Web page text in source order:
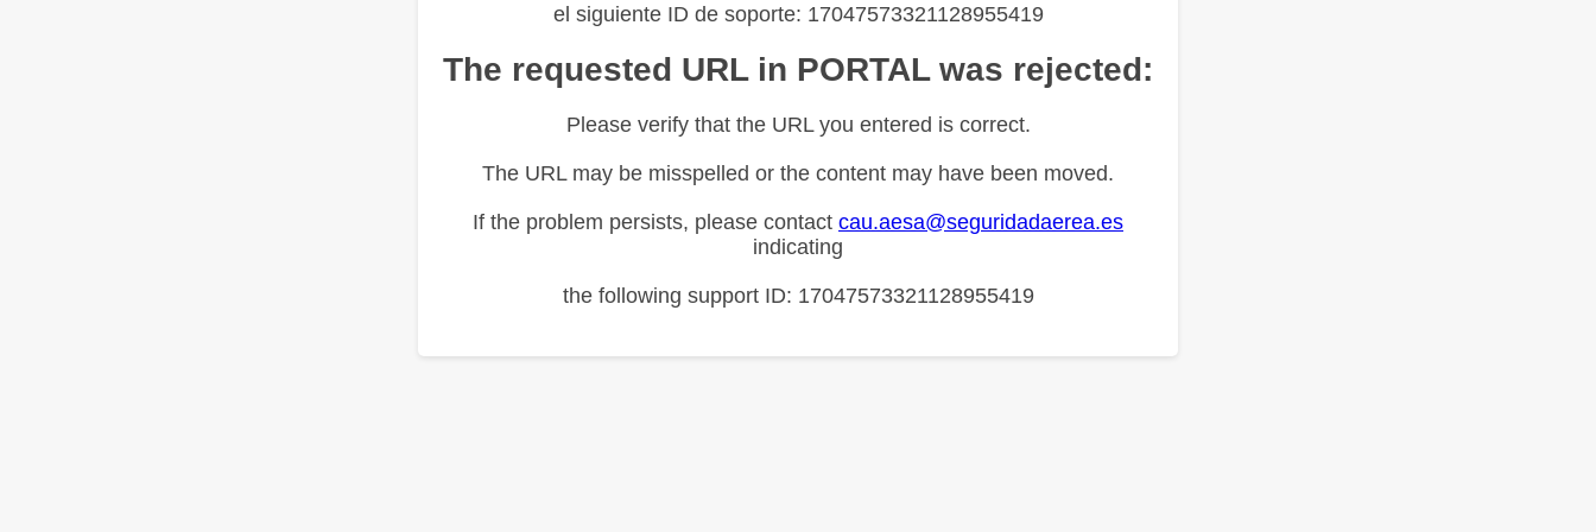
el siguiente ID de soporte: 17047573321128955419
The requested URL in PORTAL was rejected:
Please verify that the URL you entered is correct.
The URL may be misspelled or the content may have been moved.
If the problem persists, please contact cau.aesa@seguridadaerea.es
indicating
the following support ID: 17047573321128955419